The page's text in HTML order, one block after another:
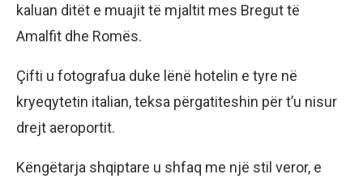
kaluan ditët e muajit të mjaltit mes Bregut të
Amalfit dhe Romës.
Çifti u fotografua duke lënë hotelin e tyre në
kryeqytetin italian, teksa përgatiteshin për t’u nisur
drejt aeroportit.
Këngëtarja shqiptare u shfaq me një stil veror, e